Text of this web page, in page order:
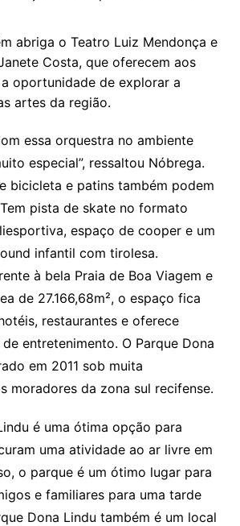
abriga o Teatro Luiz Mendonça e
Costa, que oferecem aos
oportunidade de explorar a
artes da região.
essa orquestra no ambiente
especial”, ressaltou Nóbrega.
bicicleta e patins também podem
pista de skate no formato
espaço de cooper e um
infantil com tirolesa.
à bela Praia de Boa Viagem e
de 27.166,68m², o espaço fica
restaurantes e oferece
entretenimento. O Parque Dona
em 2011 sob muita
moradores da zona sul recifense.
é uma ótima opção para
uma atividade ao ar livre em
o parque é um ótimo lugar para
e familiares para uma tarde
Dona Lindu também é um local